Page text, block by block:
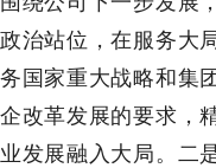
政治站位，在服务大
务国家重大战略和集
企改革发展的要求，
业发展融入大局。二